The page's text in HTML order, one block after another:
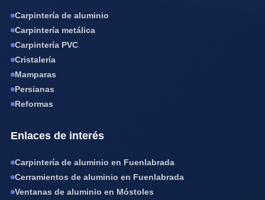
Carpintería de aluminio
Carpintería metálica
Carpintería PVC
Cristalería
Mamparas
Persianas
Reformas
Enlaces de interés
Carpintería de aluminio en Fuenlabrada
Cerramientos de aluminio en Fuenlabrada
Ventanas de aluminio en Móstoles